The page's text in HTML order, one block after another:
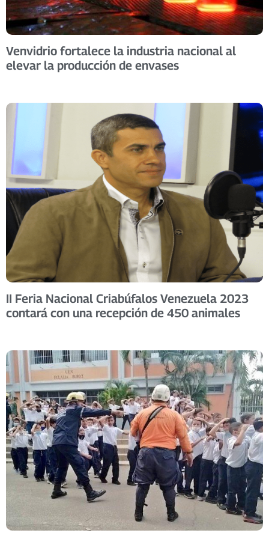
Venvidrio fortalece la industria nacional al
elevar la producción de envases
II Feria Nacional Criabúfalos Venezuela 2023
contará con una recepción de 450 animales